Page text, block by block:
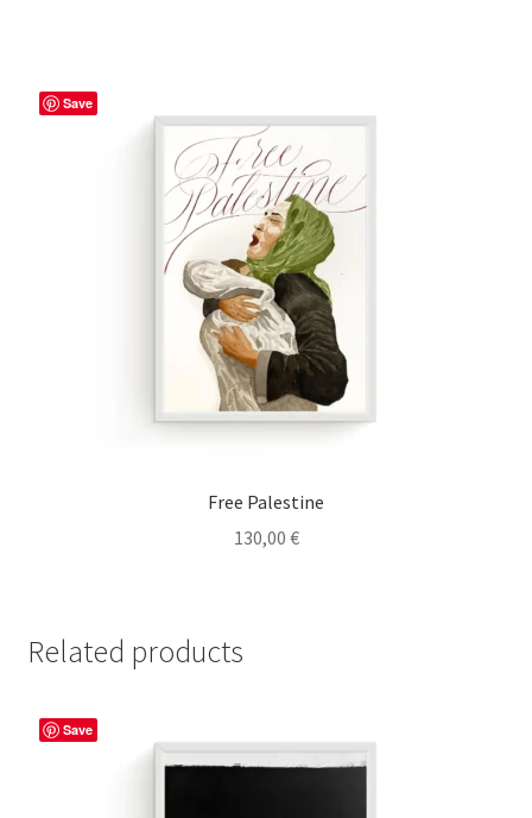
Save
Free Palestine
130,00 €
Related products
Save